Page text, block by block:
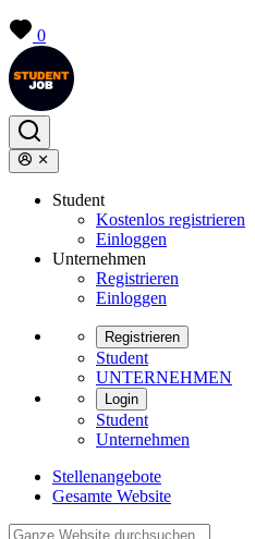
0
Student
Kostenlos registrieren
Einloggen
Unternehmen
Registrieren
Einloggen
Registrieren
Student
UNTERNEHMEN
Login
Student
Unternehmen
Stellenangebote
Gesamte Website